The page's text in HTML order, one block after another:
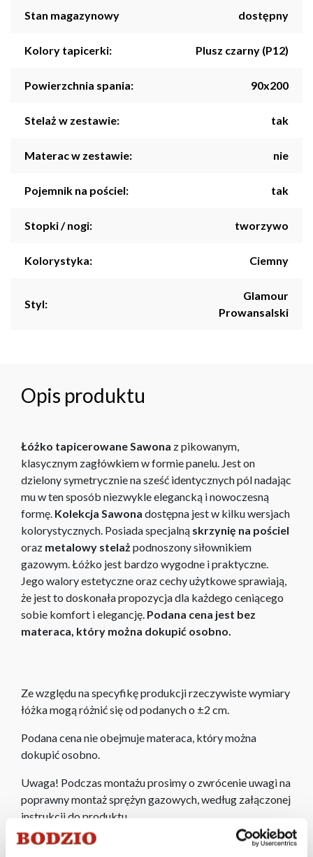
Stan magazynowy dostępny
Kolory tapicerki: Plusz czarny (P12)
Powierzchnia spania: 90x200
Stelaż w zestawie: tak
Materac w zestawie: nie
Pojemnik na pościel: tak
Stopki / nogi: tworzywo
Kolorystyka: Ciemny
Styl:
Glamour
Prowansalski
Opis produktu
Łóżko tapicerowane Sawona z pikowanym,
klasycznym zagłówkiem w formie panelu. Jest on
dzielony symetrycznie na sześć identycznych pól nadając
mu w ten sposób niezwykle elegancką i nowoczesną
formę. Kolekcja Sawona dostępna jest w kilku wersjach
kolorystycznych. Posiada specjalną skrzynię na pościel
oraz metalowy stelaż podnoszony siłownikiem
gazowym. Łóżko jest bardzo wygodne i praktyczne.
Jego walory estetyczne oraz cechy użytkowe sprawiają,
że jest to doskonała propozycja dla każdego ceniącego
sobie komfort i elegancję. Podana cena jest bez
materaca, który można dokupić osobno.
Ze względu na specyfikę produkcji rzeczywiste wymiary
łóżka mogą różnić się od podanych o ±2 cm.
Podana cena nie obejmuje materaca, który można
dokupić osobno.
Uwaga! Podczas montażu prosimy o zwrócenie uwagi na
poprawny montaż sprężyn gazowych, według załączonej
instrukcji do produktu.
W każdym z salonów mebli Bodzio oferujemy pomoc w